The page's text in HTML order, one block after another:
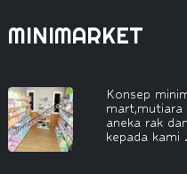
MINIMARKET
Konsep
mart,mutiara
aneka rak
kepada kami .